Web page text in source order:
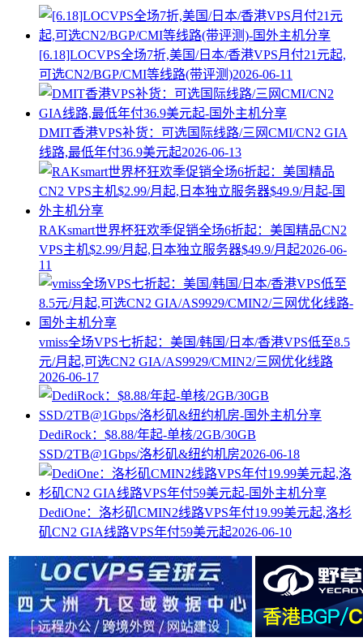
[6.18]LOCVPS全场7折,美国/日本/香港VPS月付21元起,
可选CN2/BGP/CMI等线路(带评测)2026-06-11
DMIT香港VPS补货：可选国际线路/三网CMI/CN2 GIA
线路,最低年付36.9美元起2026-06-13
RAKsmart世界杯狂欢季促销全场6折起：美国精品CN2
VPS主机$2.99/月起,日本独立服务器$49.9/月起2026-06-
11
vmiss全场VPS七折起：美国/韩国/日本/香港VPS低至8.5
元/月起,可选CN2 GIA/AS9929/CMIN2/三网优化线路
2026-06-17
DediRock：$8.88/年起-单核/2GB/30GB
SSD/2TB@1Gbps/洛杉矶&纽约机房2026-06-18
DediOne：洛杉矶CMIN2线路VPS年付19.99美元起,洛杉
矶CN2 GIA线路VPS年付59美元起2026-06-10